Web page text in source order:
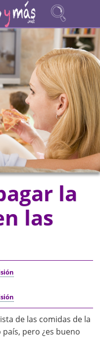
la
las
de las comidas de la
pero ¿es bueno